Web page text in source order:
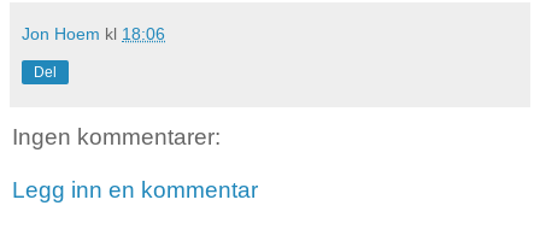
Jon Hoem kl 18:06
Del
Ingen kommentarer:
Legg inn en kommentar